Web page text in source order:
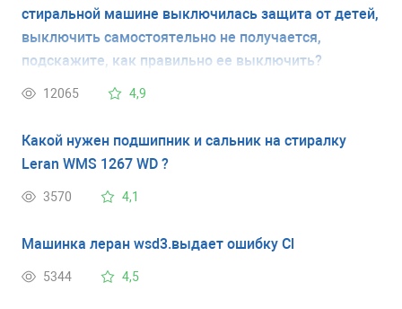
стиральной машине выключилась защита от детей,
выключить самостоятельно не получается,
подскажите, как правильно ее выключить?
12065 4,9
Какой нужен подшипник и сальник на стиралку
Leran WMS 1267 WD ?
3570 4,1
Машинка леран wsd3.выдает ошибку Cl
5344 4,5